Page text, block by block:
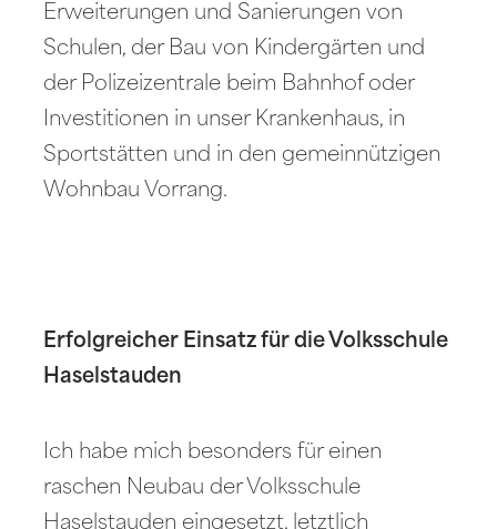
Erweiterungen und Sanierungen von
Schulen, der Bau von Kindergärten und
der Polizeizentrale beim Bahnhof oder
Investitionen in unser Krankenhaus, in
Sportstätten und in den gemeinnützigen
Wohnbau Vorrang.
Erfolgreicher Einsatz für die Volksschule
Haselstauden
Ich habe mich besonders für einen
raschen Neubau der Volksschule
Haselstauden eingesetzt, letztlich